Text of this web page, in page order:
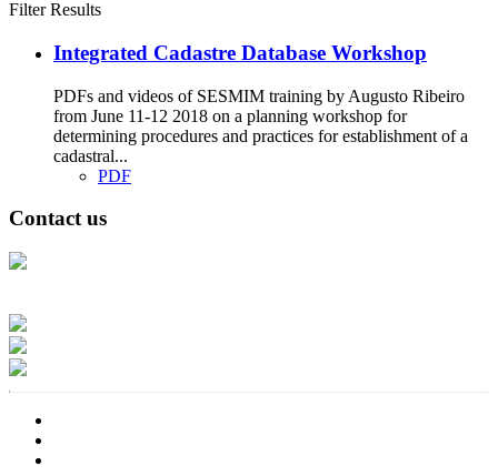
Filter Results
Integrated Cadastre Database Workshop
PDFs and videos of SESMIM training by Augusto Ribeiro
from June 11-12 2018 on a planning workshop for
determining procedures and practices for establishment of a
cadastral...
PDF
Contact us